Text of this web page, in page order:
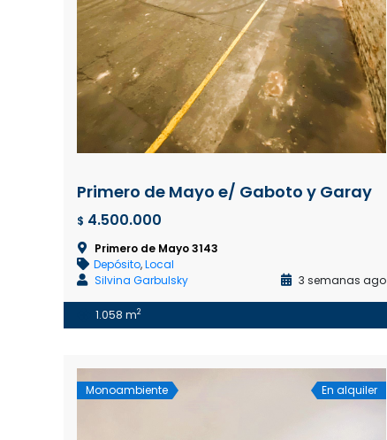
Primero de Mayo e/ Gaboto y Garay
$ 4.500.000
Primero de Mayo 3143
Depósito,Local
Silvina Garbulsky
3 semanas ago
1.058 m2
Monoambiente En alquiler